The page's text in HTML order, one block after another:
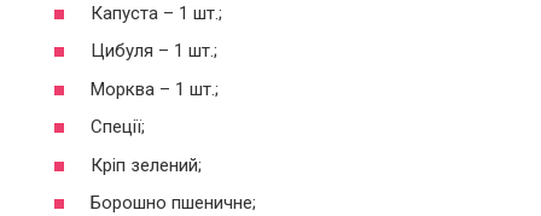
Капуста – 1 шт.;
Цибуля – 1 шт.;
Морква – 1 шт.;
Спеції;
Кріп зелений;
Борошно пшеничне;